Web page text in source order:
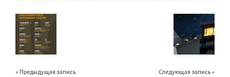
o
o
k
er
« Предыдущая запись Следующая запись »